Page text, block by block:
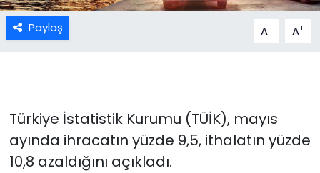
Paylaş A- A+
Türkiye İstatistik Kurumu (TÜİK), mayıs
ayında ihracatın yüzde 9,5, ithalatın yüzde
10,8 azaldığını açıkladı.